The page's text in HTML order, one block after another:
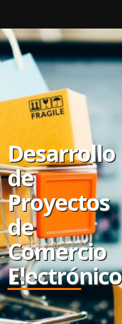
Desarrollo
de
Proyectos
de
Comercio
Electrónico